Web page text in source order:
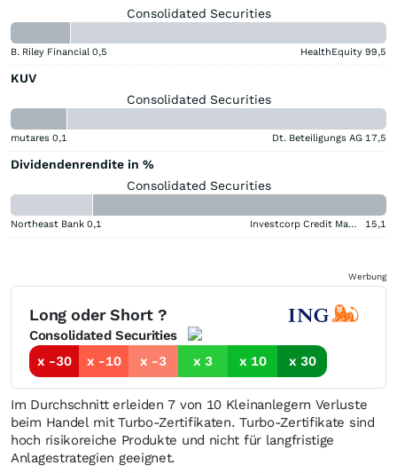
Consolidated Securities
B. Riley Financial 0,5 HealthEquity 99,5
KUV
Consolidated Securities
mutares 0,1 Dt. Beteiligungs AG 17,5
Dividendenrendite in %
Consolidated Securities
Northeast Bank 0,1 Investcorp Credit Management BDC 15,1
Werbung
Long oder Short ?
Consolidated Securities
x -30
x -10 x -3 x 3 x 10 x 30
Im Durchschnitt erleiden 7 von 10 Kleinanlegern Verluste
beim Handel mit Turbo-Zertifikaten. Turbo-Zertifikate sind
hoch risikoreiche Produkte und nicht für langfristige
Anlagestrategien geeignet.